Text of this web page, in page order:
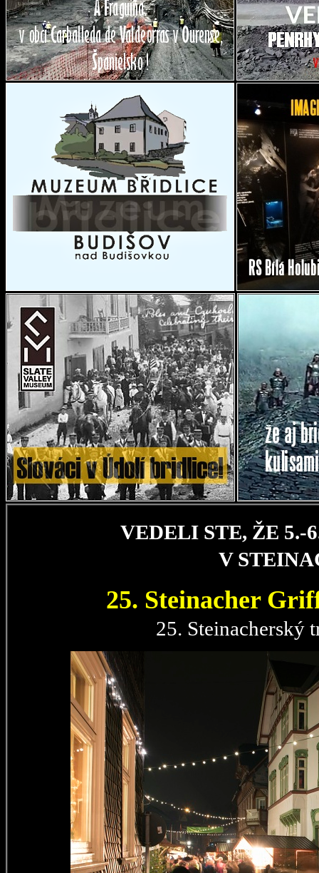
VEDELI STE, ŽE 5.-
V
25. Steinacher
25. Steinacherský